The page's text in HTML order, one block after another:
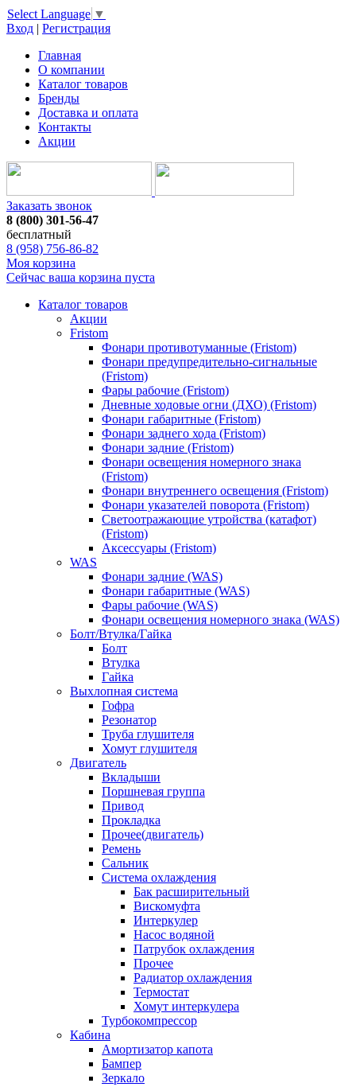
Select Language ▼
Вход | Регистрация
Главная
О компании
Каталог товаров
Бренды
Доставка и оплата
Контакты
Акции
Заказать звонок
8 (800) 301-56-47
бесплатный
8 (958) 756-86-82
Моя корзина
Сейчас ваша корзина пуста
Каталог товаров
Акции
Fristom
Фонари противотуманные (Fristom)
Фонари предупредительно-сигнальные
(Fristom)
Фары рабочие (Fristom)
Дневные ходовые огни (ДХО) (Fristom)
Фонари габаритные (Fristom)
Фонари заднего хода (Fristom)
Фонари задние (Fristom)
Фонари освещения номерного знака
(Fristom)
Фонари внутреннего освещения (Fristom)
Фонари указателей поворота (Fristom)
Светоотражающие утройства (катафот)
(Fristom)
Аксессуары (Fristom)
WAS
Фонари задние (WAS)
Фонари габаритные (WAS)
Фары рабочие (WAS)
Фонари освещения номерного знака (WAS)
Болт/Втулка/Гайка
Болт
Втулка
Гайка
Выхлопная система
Гофра
Резонатор
Труба глушителя
Хомут глушителя
Двигатель
Вкладыши
Поршневая группа
Привод
Прокладка
Прочее(двигатель)
Ремень
Сальник
Система охлаждения
Бак расширительный
Вискомуфта
Интеркулер
Насос водяной
Патрубок охлаждения
Прочее
Радиатор охлаждения
Термостат
Хомут интеркулера
Турбокомпрессор
Кабина
Амортизатор капота
Бампер
Зеркало